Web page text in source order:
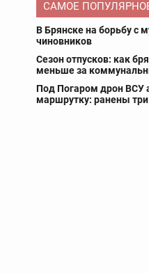
САМОЕ
В Брянске на борьбу с
чиновников
Сезон отпусков: как
меньше за
Под Погаром дрон ВСУ
маршрутку: ранены